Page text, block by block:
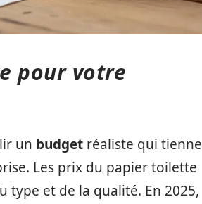
pour votre
un budget réaliste qui tienne
Les prix du papier toilette
et de la qualité. En 2025,